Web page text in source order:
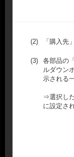
(2) 「購入先
(3)
各部品の
ルダウン
示される
⇒選択し
に設定さ